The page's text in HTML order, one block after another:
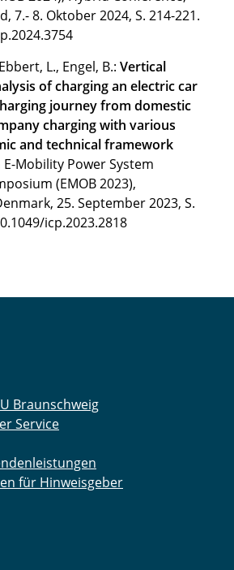
7.- 8. Oktober 2024, S. 214-221.
L., Engel, B.: Vertical
of charging an electric car
journey from domestic
charging with various
and technical framework
E-Mobility Power System
(EMOB 2023),
25. September 2023, S.
icp.2023.2818
Braunschweig
Service
für Hinweisgeber